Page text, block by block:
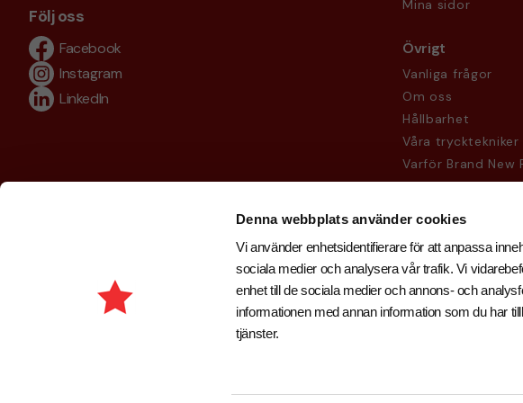
Denna webbplats använder cookies
Vi använder enhetsidentifierare för att anpassa
sociala medier och analysera vår trafik. Vi
enhet till de sociala medier och annons- och
informationen med annan information som du har
tjänster.
Följ oss
Facebook
Instagram
LinkedIn
Mina sidor
Övrigt
Vanliga frågor
Om oss
Hållbarhet
Våra trycktekniker
Varför Brand New
Köpvillkor